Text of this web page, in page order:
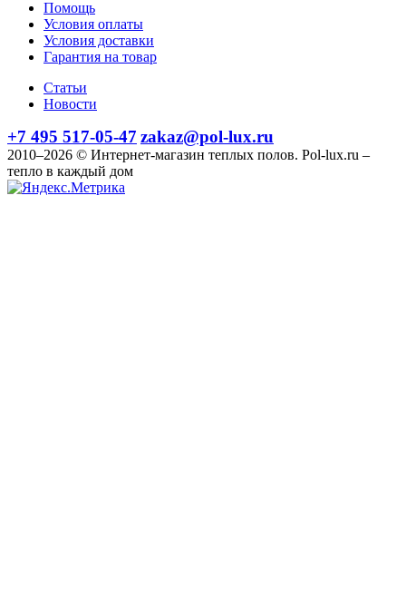
Помощь
Условия оплаты
Условия доставки
Гарантия на товар
Статьи
Новости
+7 495 517-05-47 zakaz@pol-lux.ru
2010–2026 © Интернет-магазин теплых полов. Pol-lux.ru –
тепло в каждый дом